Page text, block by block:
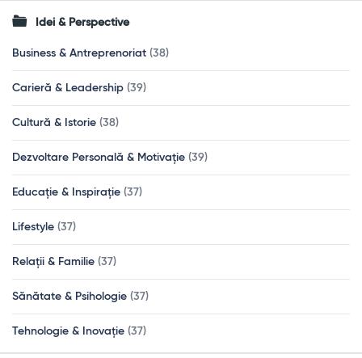
Idei & Perspective
Business & Antreprenoriat (38)
Carieră & Leadership (39)
Cultură & Istorie (38)
Dezvoltare Personală & Motivație (39)
Educație & Inspirație (37)
Lifestyle (37)
Relații & Familie (37)
Sănătate & Psihologie (37)
Tehnologie & Inovație (37)